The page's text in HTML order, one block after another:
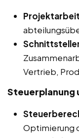
Projektarbeit
Vertrieb,
Optimierung